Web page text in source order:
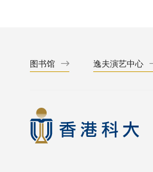
图书馆 逸夫演艺中心